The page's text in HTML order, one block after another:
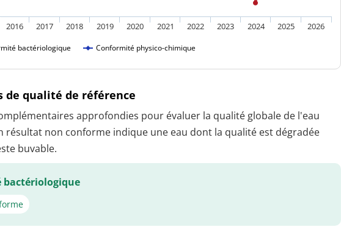
bactériologique Conformité physico-chimique
2016 2017 2018 2019 2020 2021 2022 2023 2024 2025 2026
de qualité de référence
approfondies pour évaluer la qualité globale de l'eau
résultat non conforme indique une eau dont la qualité est dégradée
buvable.
bactériologique